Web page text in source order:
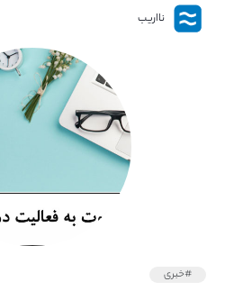
نااریب
#خبری